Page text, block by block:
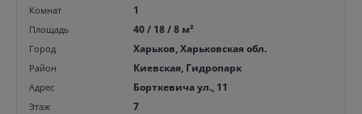
Комнат 1
Площадь 40 / 18 / 8 м²
Город Харьков, Харьковская обл.
Район Киевская, Гидропарк
Адрес Борткевича ул., 11
Этаж 7